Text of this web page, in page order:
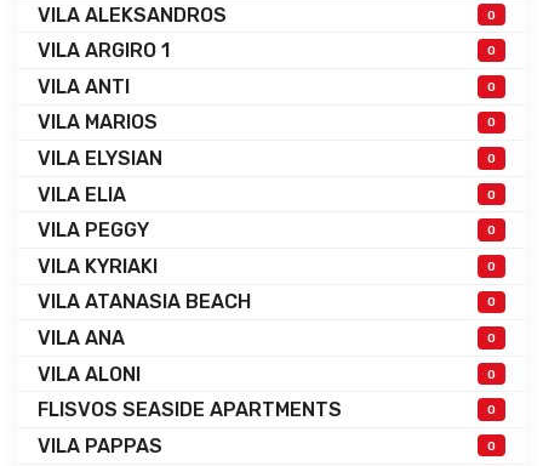
VILA ALEKSANDROS 0
VILA ARGIRO 1 0
VILA ANTI 0
VILA MARIOS 0
VILA ELYSIAN 0
VILA ELIA 0
VILA PEGGY 0
VILA KYRIAKI 0
VILA ATANASIA BEACH 0
VILA ANA 0
VILA ALONI 0
FLISVOS SEASIDE APARTMENTS 0
VILA PAPPAS 0